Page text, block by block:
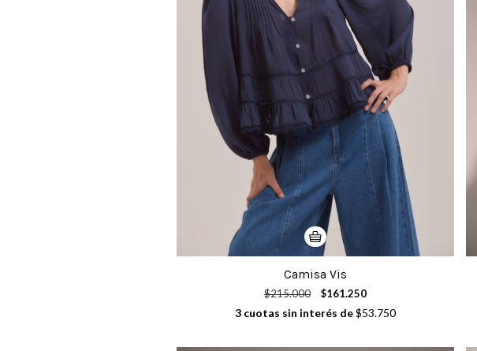
Camisa Vis
$215.000 $161.250
3 cuotas sin interés de$53.750